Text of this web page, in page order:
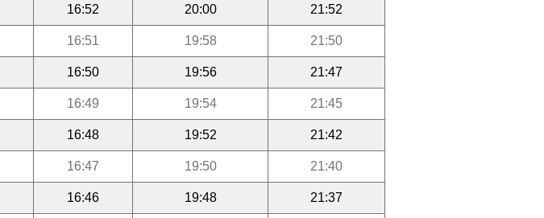
16:52 20:00 21:52
16:51 19:58 21:50
16:50 19:56 21:47
16:49 19:54 21:45
16:48 19:52 21:42
16:47 19:50 21:40
16:46 19:48 21:37